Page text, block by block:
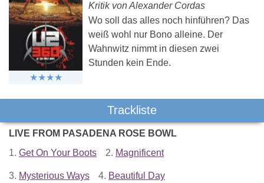
Kritik von Alexander Cordas
Wo soll das alles noch hinführen? Das
weiß wohl nur Bono alleine. Der
Wahnwitz nimmt in diesen zwei
Stunden kein Ende.
Trackliste
LIVE FROM PASADENA ROSE BOWL
1. Get On Your Boots 2. Magnificent
3. Mysterious Ways 4. Beautiful Day